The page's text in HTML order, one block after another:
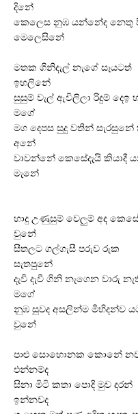
දිනේ
කෙලෙස නුඹ යන්නේද නෙතු
මෙලෙසිනේ
මතක ගිනිදැල් නැගේ සෑයටත්
ඉහලිනේ
සුසුම් වැල් ඇවිලිලා රිදුම් දෙඉ
මගේ
මග දෙපස සුදු වතින්
අනේ
වාවන්නේ කෙසේදැයි කියාදී
මැනේ
හාදු උණුසුම් වෙලුම් අද
වුනේ
සීතලට ගල්ගැසී පරුව රුක
සැතපුනේ
දැවි දැවී ගිනි නැගෙන වාරු
මගේ
නුඹ සුවද අසලින්ම මිහිදන්ව
වුනේ
පාළු සොහොනක කොනේ
එන්නම්ද
සිනා මිටි කතා පොදි මුව දරන්
ඉන්නවද